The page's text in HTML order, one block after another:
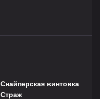
Снайперская винтовка
Страж